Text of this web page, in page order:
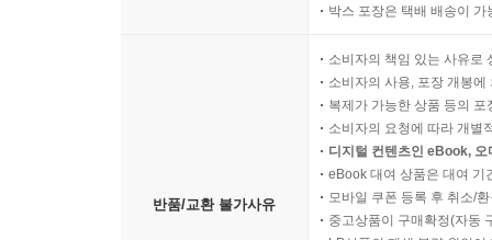
박스 포장은 택배 배송이
반품/교환 불가사유
소비자의 책임 있는 사유로
소비자의 사용, 포장 개봉
복제가 가능한 상품 등의
소비자의 요청에 따라 개별
디지털 컨텐츠인 eBook,
eBook 대여 상품은 대여 기
모바일 쿠폰 등록 후 취소/
중고상품이 구매확정(자동